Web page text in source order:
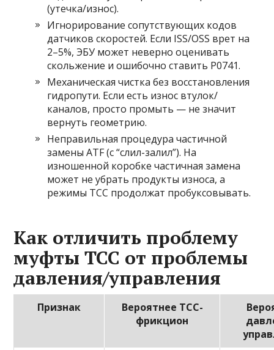
(утечка/износ).
Игнорирование сопутствующих кодов
датчиков скоростей. Если ISS/OSS врет на
2–5%, ЭБУ может неверно оценивать
скольжение и ошибочно ставить P0741.
Механическая чистка без восстановления
гидропути. Если есть износ втулок/
каналов, просто промыть — не значит
вернуть геометрию.
Неправильная процедура частичной
замены ATF (с “слил-залил”). На
изношенной коробке частичная замена
может не убрать продукты износа, а
режимы TCC продолжат пробуксовывать.
Как отличить проблему
муфты TCC от проблемы
давления/управления
Признак
Вероятнее TCC-
фрикцион